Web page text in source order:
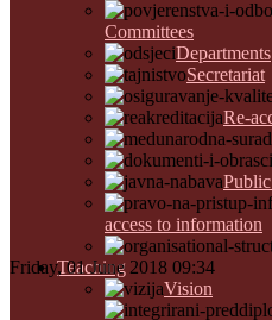
Committees
Departments
Secretariat
Re-
access to information
Teaching
Vision
Friday, 01 June 2018 09:34